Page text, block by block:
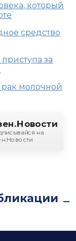
который
средство
за
молочной
на